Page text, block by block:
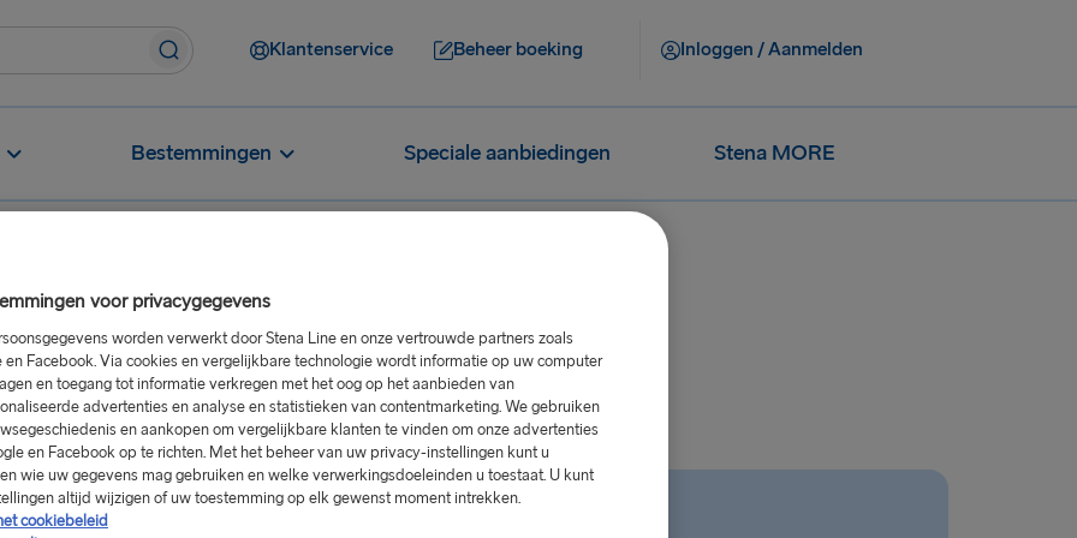
Klantenservice Beheer boeking Inloggen / Aanmelden
Bestemmingen Speciale aanbiedingen Stena MORE
hutten verplicht voor overtochten ‘s nachts?
op onze routes Kiel -
hutten moeten worden
voor privacygegevens
worden verwerkt door Stena Line en onze vertrouwde partners zoals
en Facebook. Via cookies en vergelijkbare technologie wordt informatie op uw computer
en toegang tot informatie verkregen met het oog op het aanbieden van
advertenties en analyse en statistieken van contentmarketing. We gebruiken
en aankopen om vergelijkbare klanten te vinden om onze advertenties
en Facebook op te richten. Met het beheer van uw privacy-instellingen kunt u
wie uw gegevens mag gebruiken en welke verwerkingsdoeleinden u toestaat. U kunt
altijd wijzigen of uw toestemming op elk gewenst moment intrekken.
cookiebeleid